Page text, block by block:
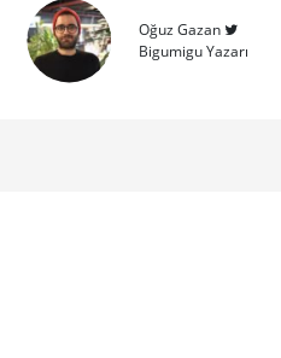
Oğuz Gazan
Bigumigu Yazarı